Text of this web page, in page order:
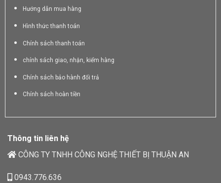
Hướng dẫn mua hàng
Hình thức thanh toán
Chính sách thanh toán
chính sách giao, nhận, kiểm hàng
Chính sách bảo hành đổi trả
Chính sách hoàn tiền
Thông tin liên hệ
CÔNG TY TNHH CÔNG NGHỆ THIẾT BỊ THUẬN AN
0943.776.636